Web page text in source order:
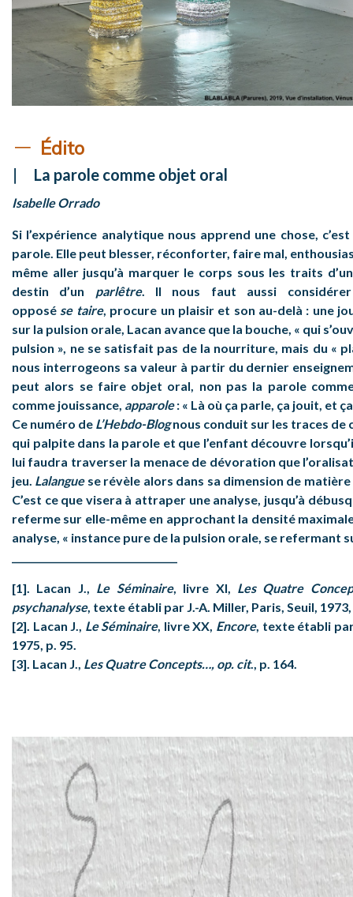
Édito
La parole comme objet oral
Isabelle Orrado
Si l’expérience analytique nous apprend une chose,
parole. Elle peut blesser, réconforter, faire mal,
même aller jusqu’à marquer le corps sous les traits
destin d’un parlêtre. Il nous faut aussi
opposé se taire, procure un plaisir et son au-delà : une
sur la pulsion orale, Lacan avance que la bouche, « qui
pulsion », ne se satisfait pas de la nourriture, mais du «
nous interrogeons sa valeur à partir du dernier
peut alors se faire objet oral, non pas la parole
comme jouissance, apparole: « Là où ça parle, ça jouit, et
Ce numéro de L’Hebdo-Blognous conduit sur les traces de
qui palpite dans la parole et que l’enfant découvre
lui faudra traverser la menace de dévoration que
jeu. Lalanguese révèle alors dans sa dimension de
C’est ce que visera à attraper une analyse, jusqu’à
referme sur elle-même en approchant la densité
analyse, « instance pure de la pulsion orale, se refermant
[1]. Lacan J., Le Séminaire, livre XI, Les Quatre
psychanalyse, texte établi par J.-A. Miller, Paris, Seuil, 1973,
[2]. Lacan J., Le Séminaire, livre XX, Encore, texte établi par
1975, p. 95.
[3]. Lacan J., Les Quatre Concepts…, op. cit., p. 164.